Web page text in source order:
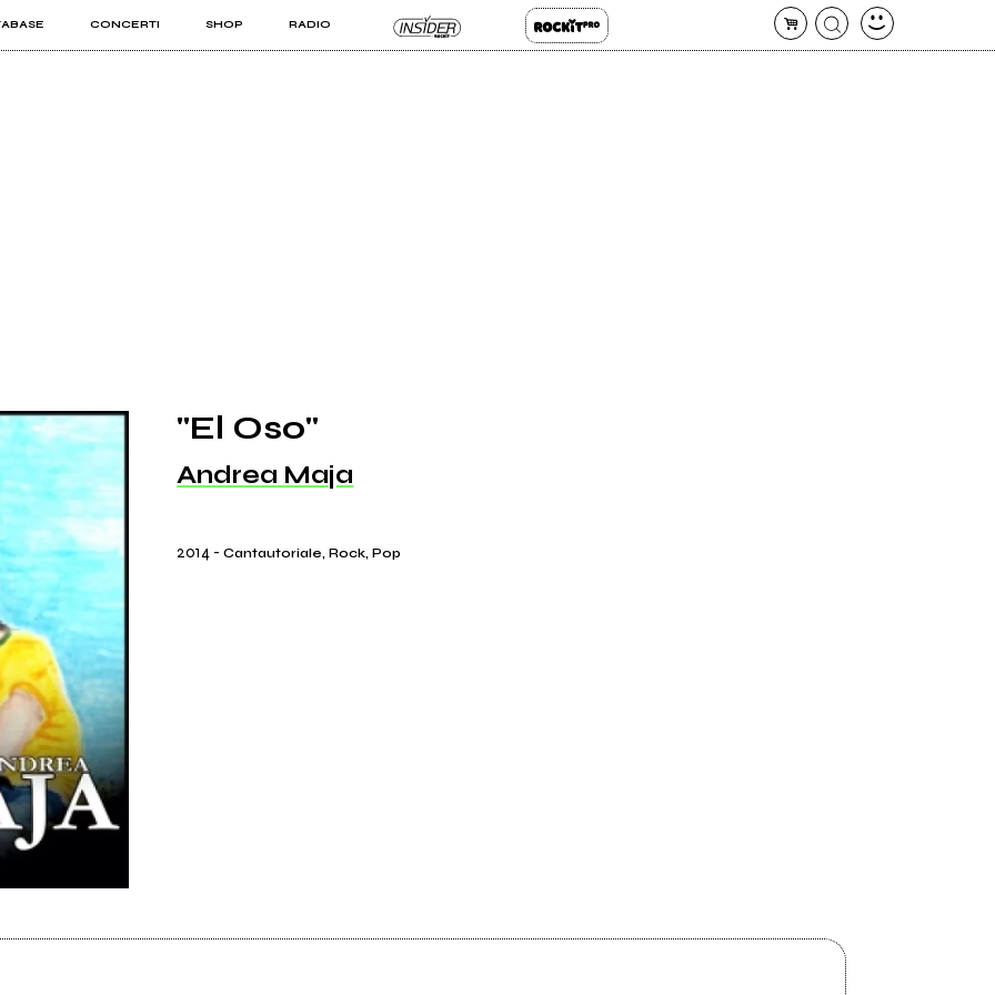
CONCERTI SHOP RADIO
PRO
"El Oso"
Andrea Maja
2014 -Cantautoriale, Rock, Pop